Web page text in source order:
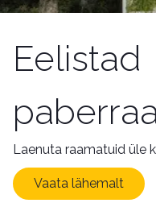
Eelistad
Laenuta raamatuid üle
Vaata lähemalt